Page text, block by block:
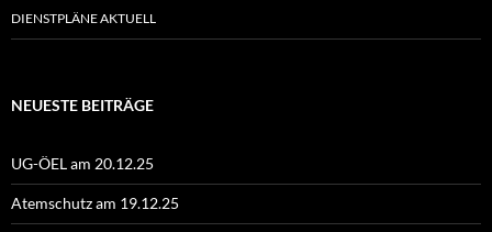
DIENSTPLÄNE AKTUELL
NEUESTE BEITRÄGE
UG-ÖEL am 20.12.25
Atemschutz am 19.12.25